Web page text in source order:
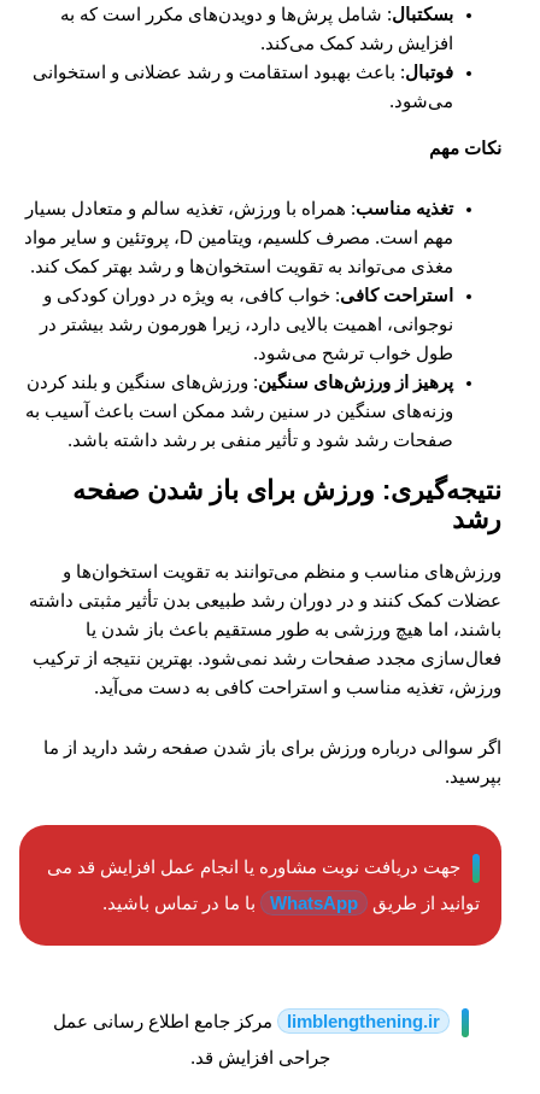
بسکتبال: شامل پرش‌ها و دویدن‌های مکرر است که به
افزایش رشد کمک می‌کند.
فوتبال: باعث بهبود استقامت و رشد عضلانی و استخوانی
می‌شود.
نکات مهم
تغذیه مناسب: همراه با ورزش، تغذیه سالم و متعادل بسیار
مهم است. مصرف کلسیم، ویتامین D، پروتئین و سایر مواد
مغذی می‌تواند به تقویت استخوان‌ها و رشد بهتر کمک کند.
استراحت کافی: خواب کافی، به ویژه در دوران کودکی و
نوجوانی، اهمیت بالایی دارد، زیرا هورمون رشد بیشتر در
طول خواب ترشح می‌شود.
پرهیز از ورزش‌های سنگین: ورزش‌های سنگین و بلند کردن
وزنه‌های سنگین در سنین رشد ممکن است باعث آسیب به
صفحات رشد شود و تأثیر منفی بر رشد داشته باشد.
نتیجه‌گیری: ورزش برای باز شدن صفحه
رشد
ورزش‌های مناسب و منظم می‌توانند به تقویت استخوان‌ها و
عضلات کمک کنند و در دوران رشد طبیعی بدن تأثیر مثبتی داشته
باشند، اما هیچ ورزشی به طور مستقیم باعث باز شدن یا
فعال‌سازی مجدد صفحات رشد نمی‌شود. بهترین نتیجه از ترکیب
ورزش، تغذیه مناسب و استراحت کافی به دست می‌آید.
اگر سوالی درباره ورزش برای باز شدن صفحه رشد دارید از ما
بپرسید.
جهت دریافت نوبت مشاوره یا انجام عمل افزایش قد می
توانید از طریق WhatsApp با ما در تماس باشید.
limblengthening.ir
مرکز جامع اطلاع رسانی عمل
جراحی افزایش قد.